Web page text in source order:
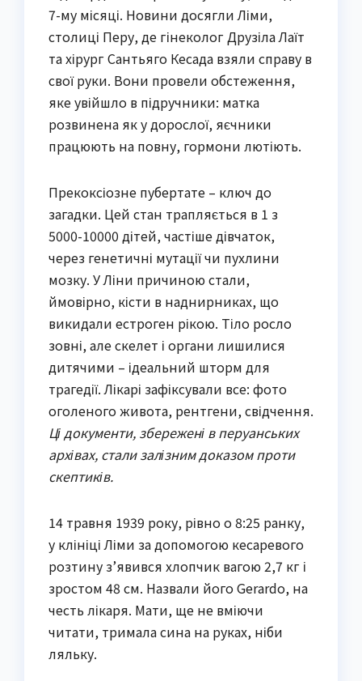
7-му місяці. Новини досягли Ліми,
столиці Перу, де гінеколог Друзіла Лаїт
та хірург Сантьяго Кесада взяли справу в
свої руки. Вони провели обстеження,
яке увійшло в підручники: матка
розвинена як у дорослої, яєчники
працюють на повну, гормони лютіють.
Прекоксіозне пубертате – ключ до
загадки. Цей стан трапляється в 1 з
5000-10000 дітей, частіше дівчаток,
через генетичні мутації чи пухлини
мозку. У Ліни причиною стали,
ймовірно, кісти в наднирниках, що
викидали естроген рікою. Тіло росло
зовні, але скелет і органи лишилися
дитячими – ідеальний шторм для
трагедії. Лікарі зафіксували все: фото
оголеного живота, рентгени, свідчення.
Ці документи, збережені в перуанських
архівах, стали залізним доказом проти
скептиків.
14 травня 1939 року, рівно о 8:25 ранку,
у клініці Ліми за допомогою кесаревого
розтину з’явився хлопчик вагою 2,7 кг і
зростом 48 см. Назвали його Gerardo, на
честь лікаря. Мати, ще не вміючи
читати, тримала сина на руках, ніби
ляльку.